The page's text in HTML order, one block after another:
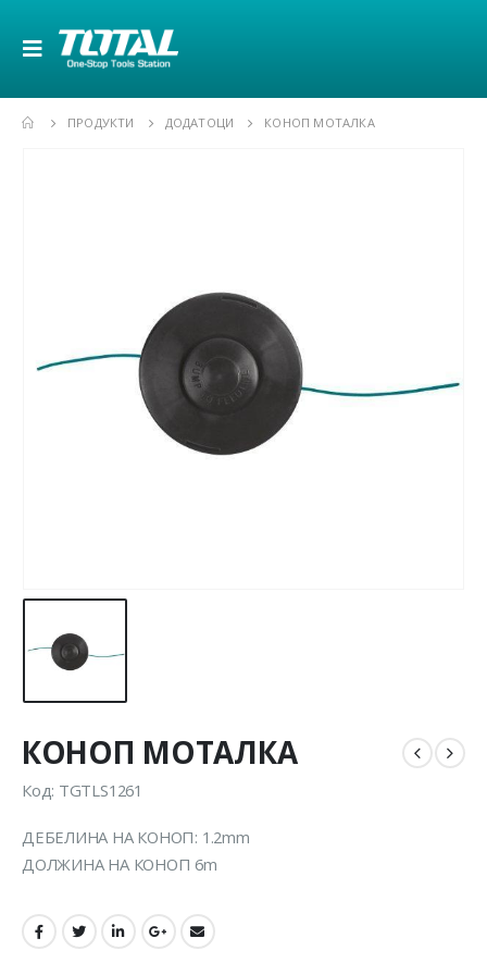
ПРОДУКТИ ДОДАТОЦИ КОНОП МОТАЛКА
КОНОП МОТАЛКА
Код: TGTLS1261
ДЕБЕЛИНА НА КОНОП: 1.2mm
ДОЛЖИНА НА КОНОП 6m